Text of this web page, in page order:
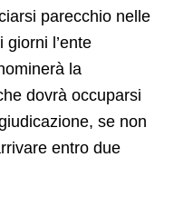
parecchio nelle
l’ente
la
dovrà occuparsi
se non
entro due